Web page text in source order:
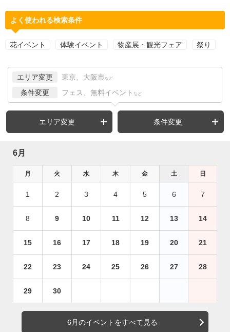
よく使われる検索条件
花イベント 体験イベント 物産展・観光フェア 祭り
エリア変更 東京、大阪市 など
条件変更 フェス、無料イベント など
エリア変更 条件変更
6月
月 火 水 木 金 土 日
1 2 3 4 5 6 7
8 9 10 11 12 13 14
15 16 17 18 19 20 21
22 23 24 25 26 27 28
29 30
6月のイベントをすべて見る